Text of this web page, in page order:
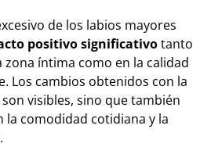
de los labios mayores
positivo significativotanto
zona íntima como en la calidad
Los cambios obtenidos con la
visibles, sino que también
la comodidad cotidiana y la